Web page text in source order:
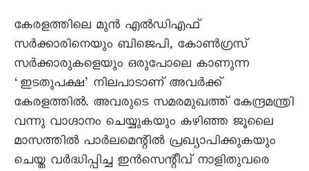
കേരളത്തിലെ മുൻ എൽഡിഎഫ്
സർക്കാരിനെയും ബിജെപി, കോൺഗ്രസ്
സർക്കാരുകളെയും ഒരുപോലെ കാണുന്ന
‘ഇടതുപക്ഷ’ നിലപാടാണ് അവർക്ക്
കേരളത്തിൽ. അവരുടെ സമരമുഖത്ത് കേന്ദ്രമന്ത്രി
വന്നു വാഗ്ദാനം ചെയ്യുകയും കഴിഞ്ഞ ജൂലൈ
മാസത്തിൽ പാർലമെന്റിൽ പ്രഖ്യാപിക്കുകയും
ചെയ്ത വർദ്ധിപ്പിച്ച ഇൻസെന്റീവ് നാളിതുവരെ